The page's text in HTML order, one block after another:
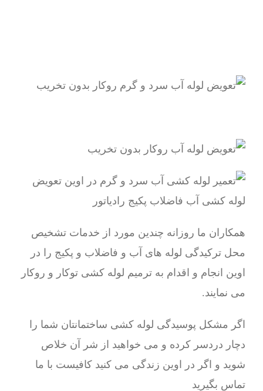
همکاران ما روزانه چندین مورد از خدمات تشخیص
محل ترکیدگی لوله های آب و فاضلاب و پکیج را در
اوین انجام و اقدام به ترمیم لوله کشی توکار و روکار
می نمایند.
اگر مشکل پوسیدگی لوله کشی ساختمانتان شما را
دچار دردسر کرده و می خواهید از شر آن خلاص
شوید و اگر در اوین زندگی می کنید کافیست با ما
تماس بگیرید